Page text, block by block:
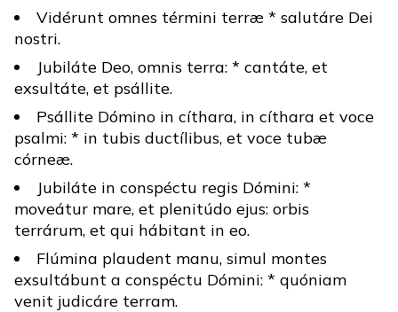
Vidérunt omnes términi terræ * salutáre Dei
nostri.
Jubiláte Deo, omnis terra: * cantáte, et
exsultáte, et psállite.
Psállite Dómino in cíthara, in cíthara et voce
psalmi: * in tubis ductílibus, et voce tubæ
córneæ.
Jubiláte in conspéctu regis Dómini: *
moveátur mare, et plenitúdo ejus: orbis
terrárum, et qui hábitant in eo.
Flúmina plaudent manu, simul montes
exsultábunt a conspéctu Dómini: * quóniam
venit judicáre terram.